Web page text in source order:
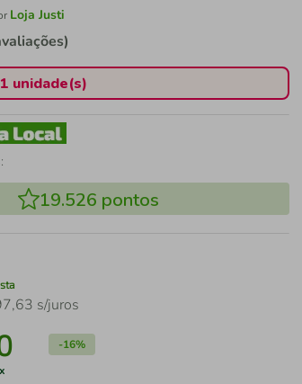
Loja Justi
unidade(s)
19.526 pontos
,63 s/juros
-16%